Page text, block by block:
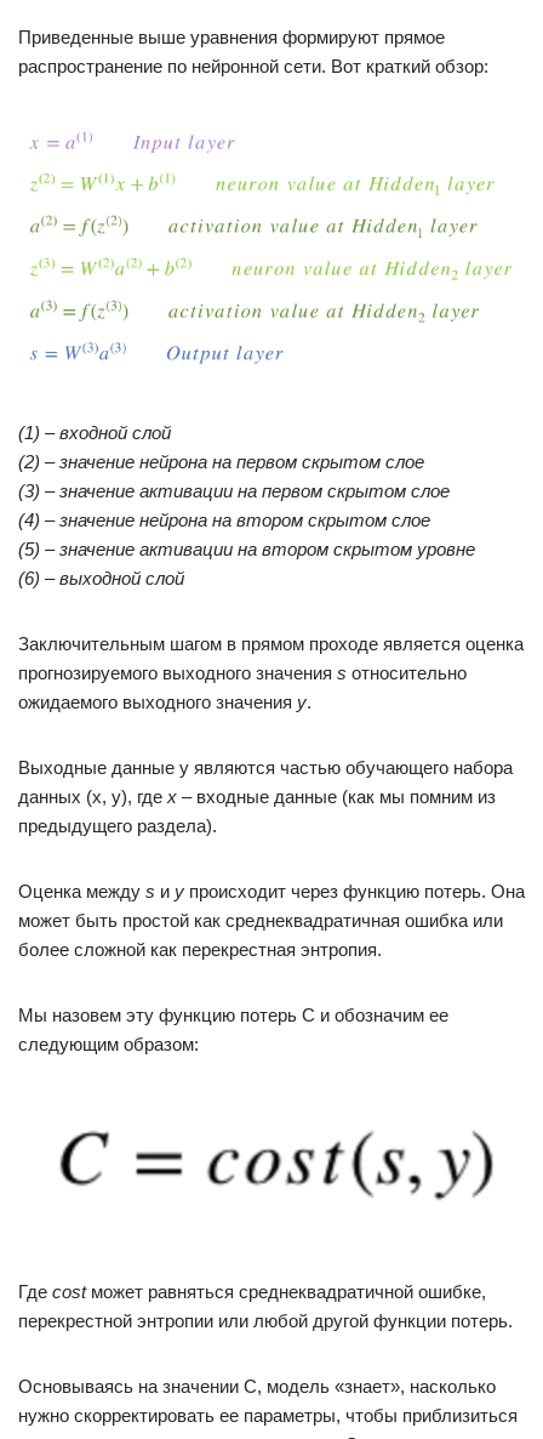
Приведенные выше уравнения формируют прямое
распространение по нейронной сети. Вот краткий обзор:
(1) – входной слой
(2) – значение нейрона на первом скрытом слое
(3) – значение активации на первом скрытом слое
(4) – значение нейрона на втором скрытом слое
(5) – значение активации на втором скрытом уровне
(6) – выходной слой
Заключительным шагом в прямом проходе является оценка
прогнозируемого выходного значения s относительно
ожидаемого выходного значения y.
Выходные данные y являются частью обучающего набора
данных (x, y), где x – входные данные (как мы помним из
предыдущего раздела).
Оценка между s и y происходит через функцию потерь. Она
может быть простой как среднеквадратичная ошибка или
более сложной как перекрестная энтропия.
Мы назовем эту функцию потерь С и обозначим ее
следующим образом:
Где costможет равняться среднеквадратичной ошибке,
перекрестной энтропии или любой другой функции потерь.
Основываясь на значении С, модель «знает», насколько
нужно скорректировать ее параметры, чтобы приблизиться